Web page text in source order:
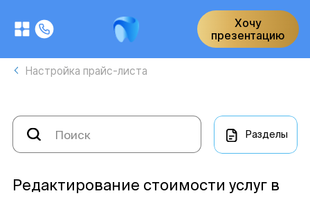
Хочу
презентацию
Настройка прайс-листа
Разделы
Редактирование стоимости услуг в